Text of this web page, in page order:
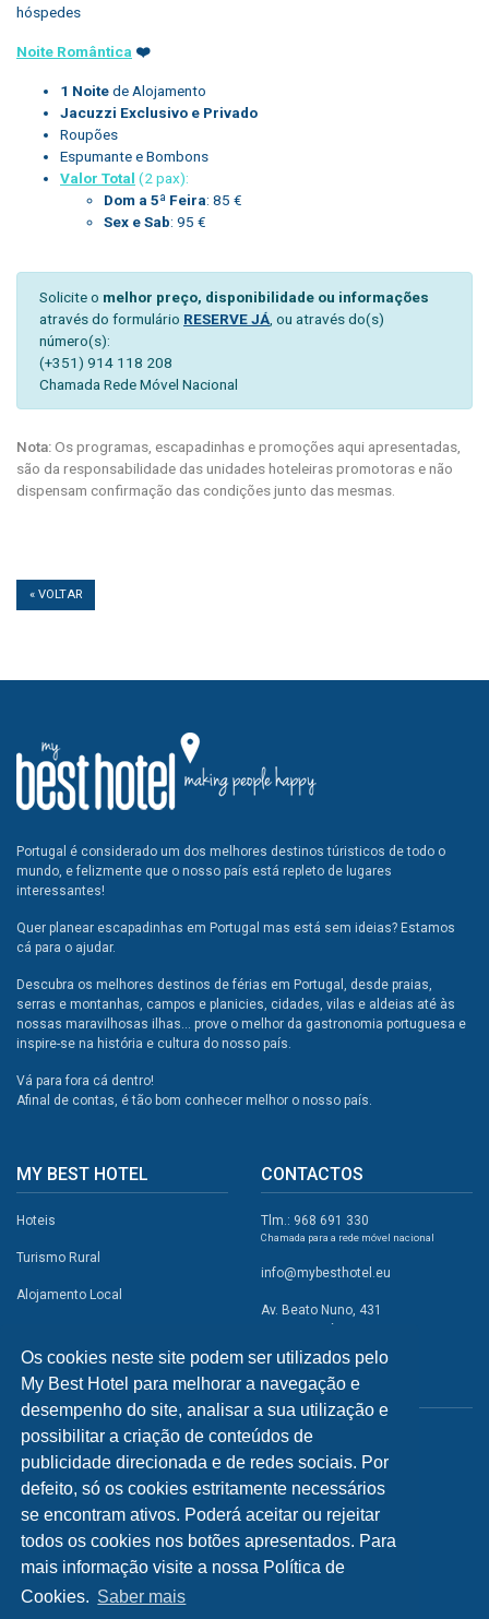
Os cookies neste site podem ser utilizados pelo
My Best Hotel para melhorar a navegação e
desempenho do site, analisar a sua utilização e
possibilitar a criação de conteúdos de
publicidade direcionada e de redes sociais. Por
defeito, só os cookies estritamente necessários
se encontram ativos. Poderá aceitar ou rejeitar
todos os cookies nos botões apresentados. Para
mais informação visite a nossa Política de
Cookies. Saber mais
hóspedes
Noite Romântica ❤️
1 Noitede Alojamento
Jacuzzi Exclusivo e Privado
Roupões
Espumante e Bombons
Valor Total (2 pax):
Dom a 5ª Feira: 85 €
Sex e Sab: 95 €
Solicite o melhor preço, disponibilidade ou informações
através do formulário RESERVE JÁ , ou através do(s)
número(s):
(+351) 914 118 208
Chamada Rede Móvel Nacional
Nota:Os programas, escapadinhas e promoções aqui apresentadas,
são da responsabilidade das unidades hoteleiras promotoras e não
dispensam confirmação das condições junto das mesmas.
« VOLTAR
Portugal é considerado um dos melhores destinos túristicos de todo o
mundo, e felizmente que o nosso país está repleto de lugares
interessantes!
Quer planear escapadinhas em Portugal mas está sem ideias? Estamos
cá para o ajudar.
Descubra os melhores destinos de férias em Portugal, desde praias,
serras e montanhas, campos e planicies, cidades, vilas e aldeias até às
nossas maravilhosas ilhas... prove o melhor da gastronomia portuguesa e
inspire-se na história e cultura do nosso país.
Vá para fora cá dentro!
Afinal de contas, é tão bom conhecer melhor o nosso país.
MY BEST HOTEL
Hoteis
Turismo Rural
Alojamento Local
Campismo
Atividades
Restaurantes
A Visitar
INFORMAÇÕES
Política de Privacidade
CONTACTOS
Tlm.: 968 691 330
Chamada para a rede móvel nacional
info@mybesthotel.eu
Av. Beato Nuno, 431
2495-401 Fátima
REDES SOCIAIS